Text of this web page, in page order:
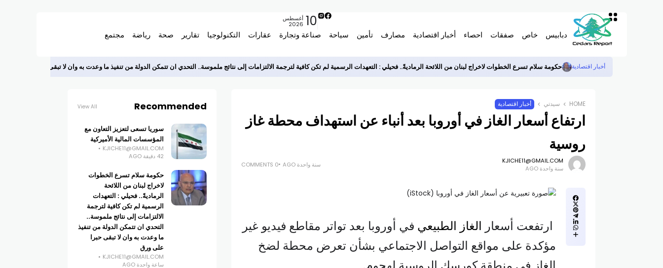
دبابيس خاص صفقات احصاء أخبار اقتصادية مصارف تأمين سياحة صناعة وتجارة عقارات التكنولوجيا تقارير صحة رياضة مجتمع
10 أغسطس
2026
أخبار اقتصادية حكومة سلام تسرع الخطوات لاخراج لبنان من اللائحة الرماديةً.. فحيلي : التعهدات الرسمية لم تكن كافية لترجمة الالتزامات إلى نتائج ملموسة.. التحدي ان تتمكن الدولة من تنفيذ ما وعدت به وان لا تبقى حبرا على ورق
HOME سيدتي أخبار اقتصادية
ارتفاع أسعار الغاز في أوروبا بعد أنباء عن استهداف محطة غاز
روسية
KJICHE11@GMAIL.COM
سنة واحدة AGO
سنة واحدة AGO 0 COMMENTS
ارتفعت أسعار الغاز الطبيعي في أوروبا بعد تواتر مقاطع فيديو غير
مؤكدة على مواقع التواصل الاجتماعي بشأن تعرض محطة لضخ
Recommended
View All
سوريا تسعى لتعزيز التعاون مع
المؤسسات المالية الأميركية
KJICHE11@GMAIL.COM
42 دقيقة AGO
حكومة سلام تسرع الخطوات
لاخراج لبنان من اللائحة
الرماديةً.. فحيلي : التعهدات
الرسمية لم تكن كافية لترجمة
الالتزامات إلى نتائج ملموسة..
التحدي ان تتمكن الدولة من تنفيذ
ما وعدت به وان لا تبقى حبرا
على ورق
KJICHE11@GMAIL.COM
ساعة واحدة AGO